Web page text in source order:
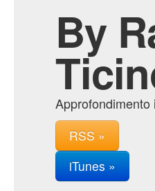
By
Approfondimento
RSS »
iTunes »